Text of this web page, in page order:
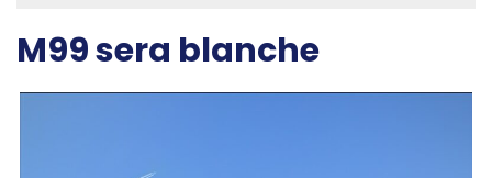
M99 sera blanche